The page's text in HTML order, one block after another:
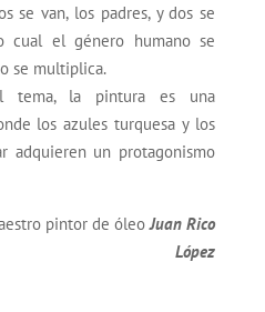
se van, los padres, y dos se
cual el género humano se
se multiplica.
tema, la pintura es una
los azules turquesa y los
adquieren un protagonismo
pintor de óleoJuan Rico
López